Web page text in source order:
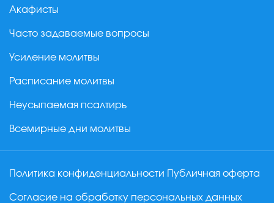
Акафисты
Часто задаваемые вопросы
Усиление молитвы
Расписание молитвы
Неусыпаемая псалтирь
Всемирные дни молитвы
Политика конфиденциальности Публичная оферта
Согласие на обработку персональных данных